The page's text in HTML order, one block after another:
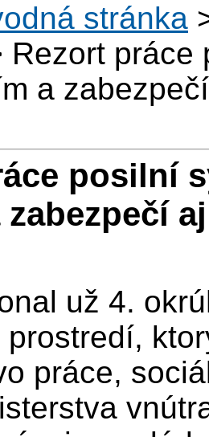
stránka
Rezort práce
a
posilní
už 4.
prostredí,
práce,